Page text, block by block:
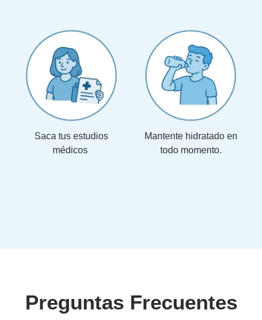
Saca tus estudios
médicos
Mantente hidratado en
todo momento.
Preguntas Frecuentes